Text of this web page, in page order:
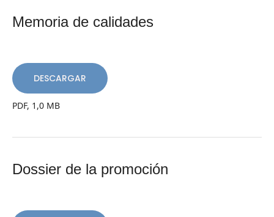
Memoria de calidades
DESCARGAR
PDF, 1,0 MB
Dossier de la promoción